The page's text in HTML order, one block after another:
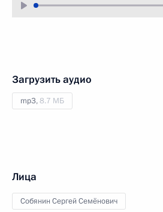
Загрузить аудио
mp3,8.7 МБ
Лица
Собянин Сергей Семёнович